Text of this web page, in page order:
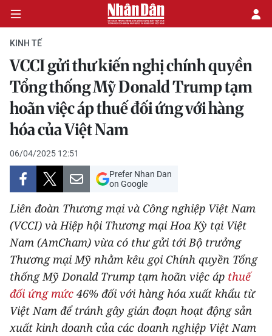
CHÍNH TRỊ
KINH TẾ
XÃ HỘI
DU LỊCH
THẾ GIỚI
THỂ THAO
GIÁO DỤC
KINH TẾ
VCCI gửi thư kiến nghị chính quyền
Tổng thống Mỹ Donald Trump tạm
hoãn việc áp thuế đối ứng với hàng
hóa của Việt Nam
06/04/2025 12:51
Prefer Nhan Dan
on Google
Liên đoàn Thương mại và Công nghiệp Việt Nam
(VCCI) và Hiệp hội Thương mại Hoa Kỳ tại Việt
Nam (AmCham) vừa có thư gửi tới Bộ trưởng
Thương mại Mỹ nhằm kêu gọi Chính quyền Tổng
thống Mỹ Donald Trump tạm hoãn việc áp thuế
đối ứng mức 46% đối với hàng hóa xuất khẩu từ
Việt Nam để tránh gây gián đoạn hoạt động sản
xuất kinh doanh của các doanh nghiệp Việt Nam